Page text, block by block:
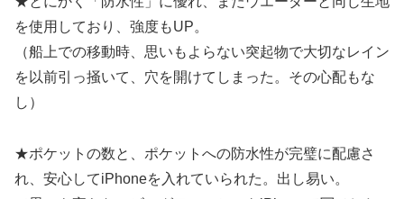
を使用しており、強度もUP。
（船上での移動時、思いもよらない突起物で大切なレイン
を以前引っ掻いて、穴を開けてしまった。その心配もな
し）
★ポケットの数と、ポケットへの防水性が完璧に配慮さ
れ、安心してiPhoneを入れていられた。出し易い。